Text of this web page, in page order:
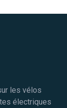
les vélos
électriques